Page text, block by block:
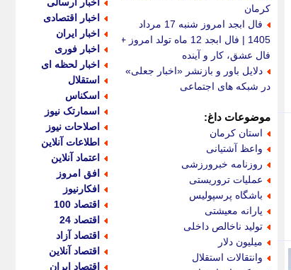
کرمان
فال ابجد امروز شنبه 17 مرداد
1405 | فال ابجد 12 ماه تولد امروز +
فال عشق، کار و آینده
دلایل باور و بازنشر «اخبار جعلی»
در شبکه های اجتماعی
موضوعات داغ:
استان کرمان
واعظ آشتیانی
روزنامه خبرورزشی
عملیات تروریستی
باشگاه پرسپولیس
یارانه معیشتی
تولید ناخالص داخلی
میلیون دلار
وانتقالات استقلال
اخبار اقتصادی
اخبار ایران
اخبار فوری
اخبار لحظه ای
استقلال
اسکناس
اسمارتک نیوز
اصلاحات نیوز
اطلاعات آنلاین
اعتماد آنلاین
افق امروز
افکارنیوز
اقتصاد 100
اقتصاد 24
اقتصاد آزاد
اقتصاد آنلاین
اقتصاد ایران